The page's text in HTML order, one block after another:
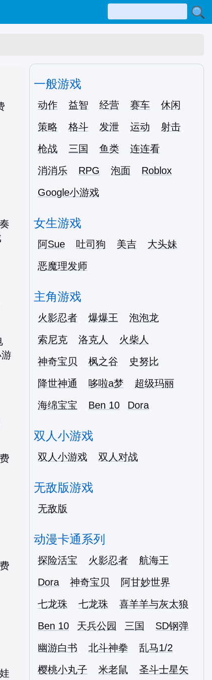
一般游戏
动作 益智 经营 赛车
休闲
策略
格斗 发泄 运动
射击
枪战
三国 鱼类
连连看
消消乐
RPG 泡面
Roblox
Google小游戏
女生游戏
阿Sue 吐司狗 美吉
大头妹
恶魔理发师
主角游戏
火影忍者 爆爆王
泡泡龙
索尼克
洛克人
火柴人
神奇宝贝
枫之谷
史努比
降世神通
哆啦a梦
超级玛丽
海绵宝宝
Ben 10 Dora
双人小游戏
双人小游戏 双人对战
无敌版游戏
无敌版
动漫卡通系列
探险活宝 火影忍者
航海王
Dora
神奇宝贝
阿甘妙世界
七龙珠
七龙珠
喜羊羊与灰太狼
Ben 10
天兵公园 三国
SD钢弹
幽游白书
北斗神拳
乱马1/2
樱桃小丸子
米老鼠
圣斗士星矢